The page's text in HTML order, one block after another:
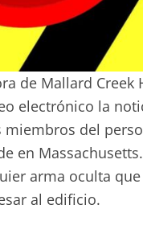
de Mallard
electrónico la
del
en
arma oculta
al edificio.